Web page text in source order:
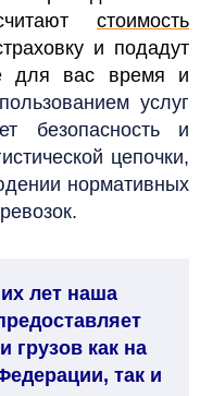
стоимость
и подадут
для вас время и
услуг
безопасность и
цепочки,
нормативных
лет наша
грузов как на
так и